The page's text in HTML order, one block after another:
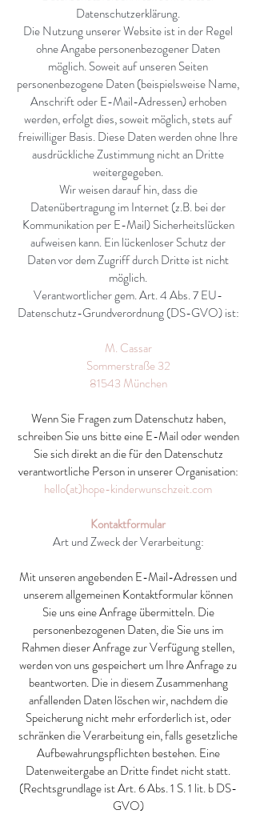
Datenschutzerklärung.
Die Nutzung unserer Website ist in der Regel
ohne Angabe personenbezogener Daten
möglich. Soweit auf unseren Seiten
personenbezogene Daten (beispielsweise Name,
Anschrift oder E-Mail-Adressen) erhoben
werden, erfolgt dies, soweit möglich, stets auf
freiwilliger Basis. Diese Daten werden ohne Ihre
ausdrückliche Zustimmung nicht an Dritte
weitergegeben.
Wir weisen darauf hin, dass die
Datenübertragung im Internet (z.B. bei der
Kommunikation per E-Mail) Sicherheitslücken
aufweisen kann. Ein lückenloser Schutz der
Daten vor dem Zugriff durch Dritte ist nicht
möglich.
Verantwortlicher gem. Art. 4 Abs. 7 EU-
Datenschutz-Grundverordnung (DS-GVO) ist:
M. Cassar
Sommerstraße 32
81543 München
Wenn Sie Fragen zum Datenschutz haben,
schreiben Sie uns bitte eine E-Mail oder wenden
Sie sich direkt an die für den Datenschutz
verantwortliche Person in unserer Organisation:
hello(at)hope-kinderwunschzeit.com
Kontaktformular
Art und Zweck der Verarbeitung:
Mit unseren angebenden E-Mail-Adressen und
unserem allgemeinen Kontaktformular können
Sie uns eine Anfrage übermitteln. Die
personenbezogenen Daten, die Sie uns im
Rahmen dieser Anfrage zur Verfügung stellen,
werden von uns gespeichert um Ihre Anfrage zu
beantworten. Die in diesem Zusammenhang
anfallenden Daten löschen wir, nachdem die
Speicherung nicht mehr erforderlich ist, oder
schränken die Verarbeitung ein, falls gesetzliche
Aufbewahrungspflichten bestehen. Eine
Datenweitergabe an Dritte findet nicht statt.
(Rechtsgrundlage ist Art. 6 Abs. 1 S. 1 lit. b DS-
GVO)